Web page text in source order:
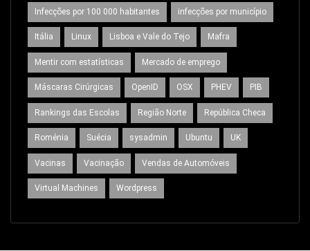
Infecções por 100 000 habitantes infecções por município
Itália Linux Lisboa e Vale do Tejo Mafra
Mentir com estatísticas Mercado de emprego
Máscaras Cirúrgicas OpenID OSX PHEV PIB
Rankings das Escolas Região Norte República Checa
Roménia Suécia sysadmin Ubuntu UK
Vacinas Vacinação Vendas de Automóveis
Virtual Machines Wordpress